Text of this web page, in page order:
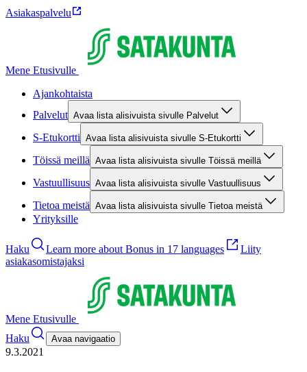
Asiakaspalvelu
Mene Etusivulle
Ajankohtaista
Palvelut Avaa lista alisivuista sivulle Palvelut
S-Etukortti Avaa lista alisivuista sivulle S-Etukortti
Töissä meillä Avaa lista alisivuista sivulle Töissä meillä
Vastuullisuus Avaa lista alisivuista sivulle Vastuullisuus
Tietoa meistä Avaa lista alisivuista sivulle Tietoa meistä
Yrityksille
Haku Learn more about Bonus in 17 languages
Liity
asiakasomistajaksi
Mene Etusivulle
Haku
Avaa navigaatio
9.3.2021